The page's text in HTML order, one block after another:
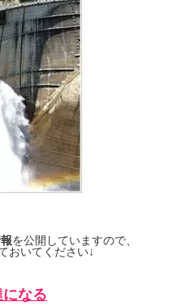
を公開していますので、
おいてください↓
なる